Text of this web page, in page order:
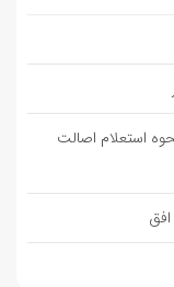
استعلام اصالت